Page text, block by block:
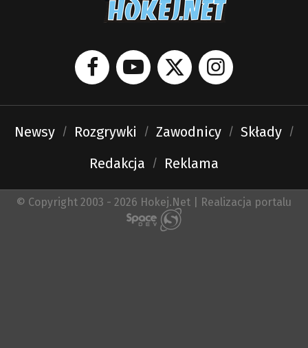
Newsy Rozgrywki Zawodnicy
Składy
Redakcja
Reklama
© Copyright 2003 - 2026 Hokej.Net | Realizacja portalu